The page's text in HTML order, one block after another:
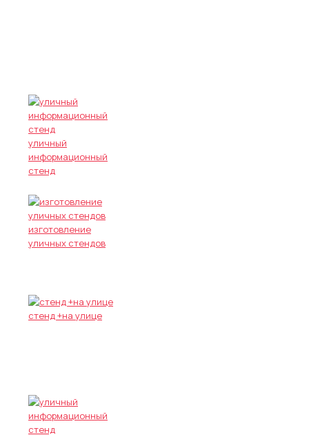
уличный
информационный
стенд
изготовление
уличных стендов
стенд +на улице